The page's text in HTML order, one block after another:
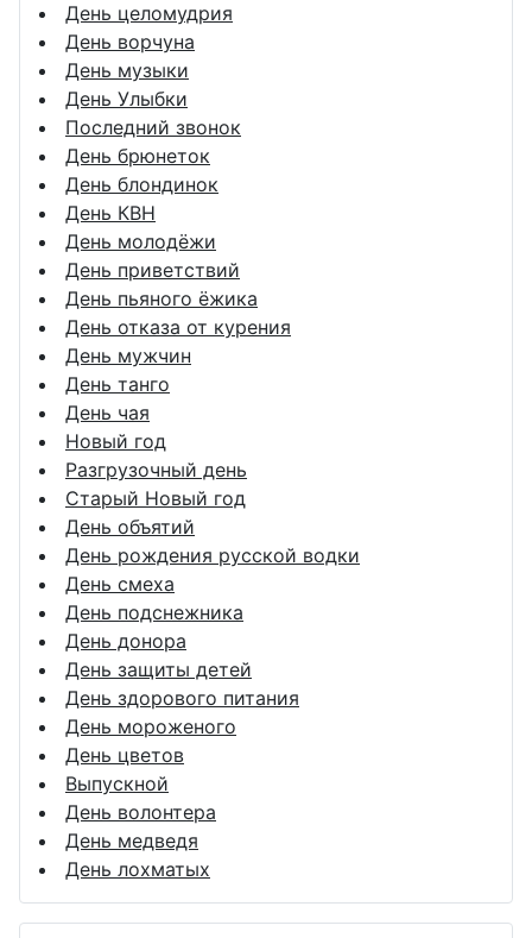
День целомудрия
День ворчуна
День музыки
День Улыбки
Последний звонок
День брюнеток
День блондинок
День КВН
День молодёжи
День приветствий
День пьяного ёжика
День отказа от курения
День мужчин
День танго
День чая
Новый год
Разгрузочный день
Старый Новый год
День объятий
День рождения русской водки
День смеха
День подснежника
День донора
День защиты детей
День здорового питания
День мороженого
День цветов
Выпускной
День волонтера
День медведя
День лохматых